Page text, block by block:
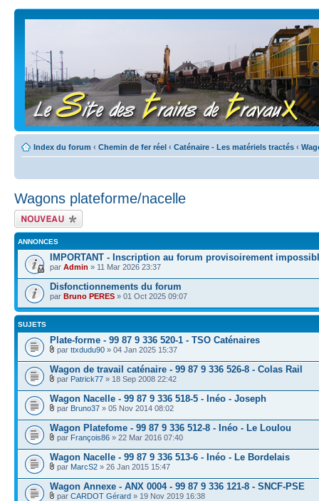
Index du forum ‹ Chemin de fer réel ‹ Caténaire - Les matériels tractés ‹
Wagons plateforme/nacelle
Écrire un nouveau
sujet
ANNONCES
IMPORTANT - Inscription au forum provisoirement
par Admin » 11 Mar 2026 23:37
Disfonctionnements du forum
par Bruno PERES » 01 Oct 2025 09:07
SUJETS
Plate-forme - 99 87 9 336 520-1 - TSO Caténaires
par ttxdudu90 » 04 Jan 2025 15:37
Wagon de travail caténaire - 99 87 9 336 526-8 - Colas Rail
par Patrick77 » 18 Sep 2008 22:42
Wagon Nacelle - 99 87 9 336 518-5 - Inéo - Joseph
par Bruno37 » 05 Nov 2014 08:02
Wagon Platefome - 99 87 9 336 512-8 - Inéo - Le Loulou
par François86 » 22 Mar 2016 07:40
Wagon Nacelle - 99 87 9 336 513-6 - Inéo - Le Bordelais
par MarcS2 » 26 Jan 2015 15:47
Wagon Annexe - ANX 0004 - 99 87 9 336 121-8 - SNCF-PSE
par CARDOT Gérard » 19 Nov 2019 16:38